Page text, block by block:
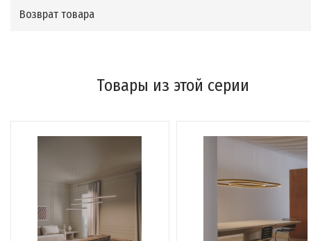
Возврат товара
Товары из этой серии